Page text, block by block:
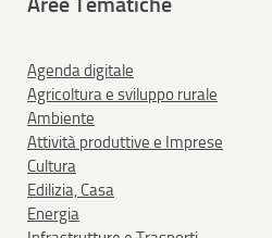
Agenda digitale
Agricoltura e sviluppo rurale
Ambiente
Attività produttive e Imprese
Cultura
Edilizia, Casa
Energia